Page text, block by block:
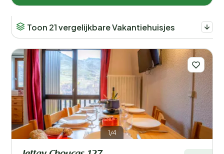
Toon 21 vergelijkbare Vakantiehuisjes
1/4